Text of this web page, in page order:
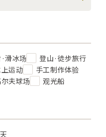
滑冰场
登山·徒步旅行
运动
手工制作体验
夫球场 观光船